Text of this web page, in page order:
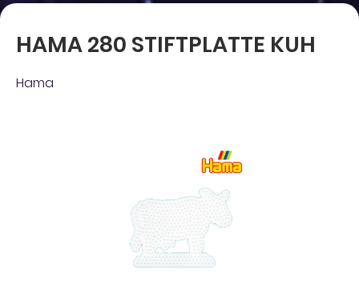
HAMA 280 STIFTPLATTE KUH
Hama